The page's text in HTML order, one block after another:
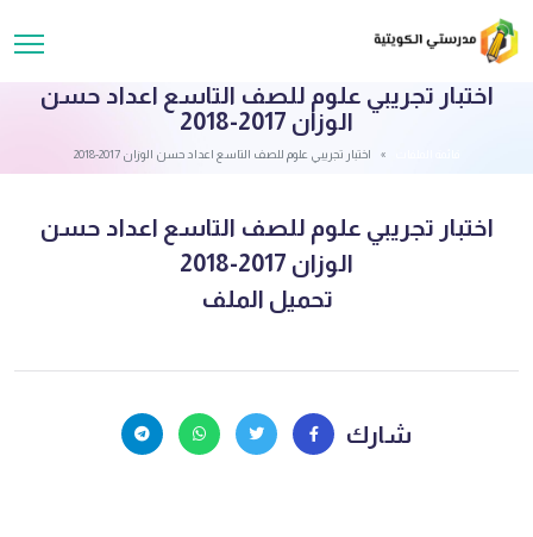
اختبار تجريبي علوم للصف التاسع اعداد حسن
الوزان 2017-2018
اختبار تجريبي علوم للصف التاسع اعداد حسن الوزان 2017-2018
اختبار تجريبي علوم للصف التاسع اعداد حسن
الوزان 2017-2018
تحميل الملف
شارك